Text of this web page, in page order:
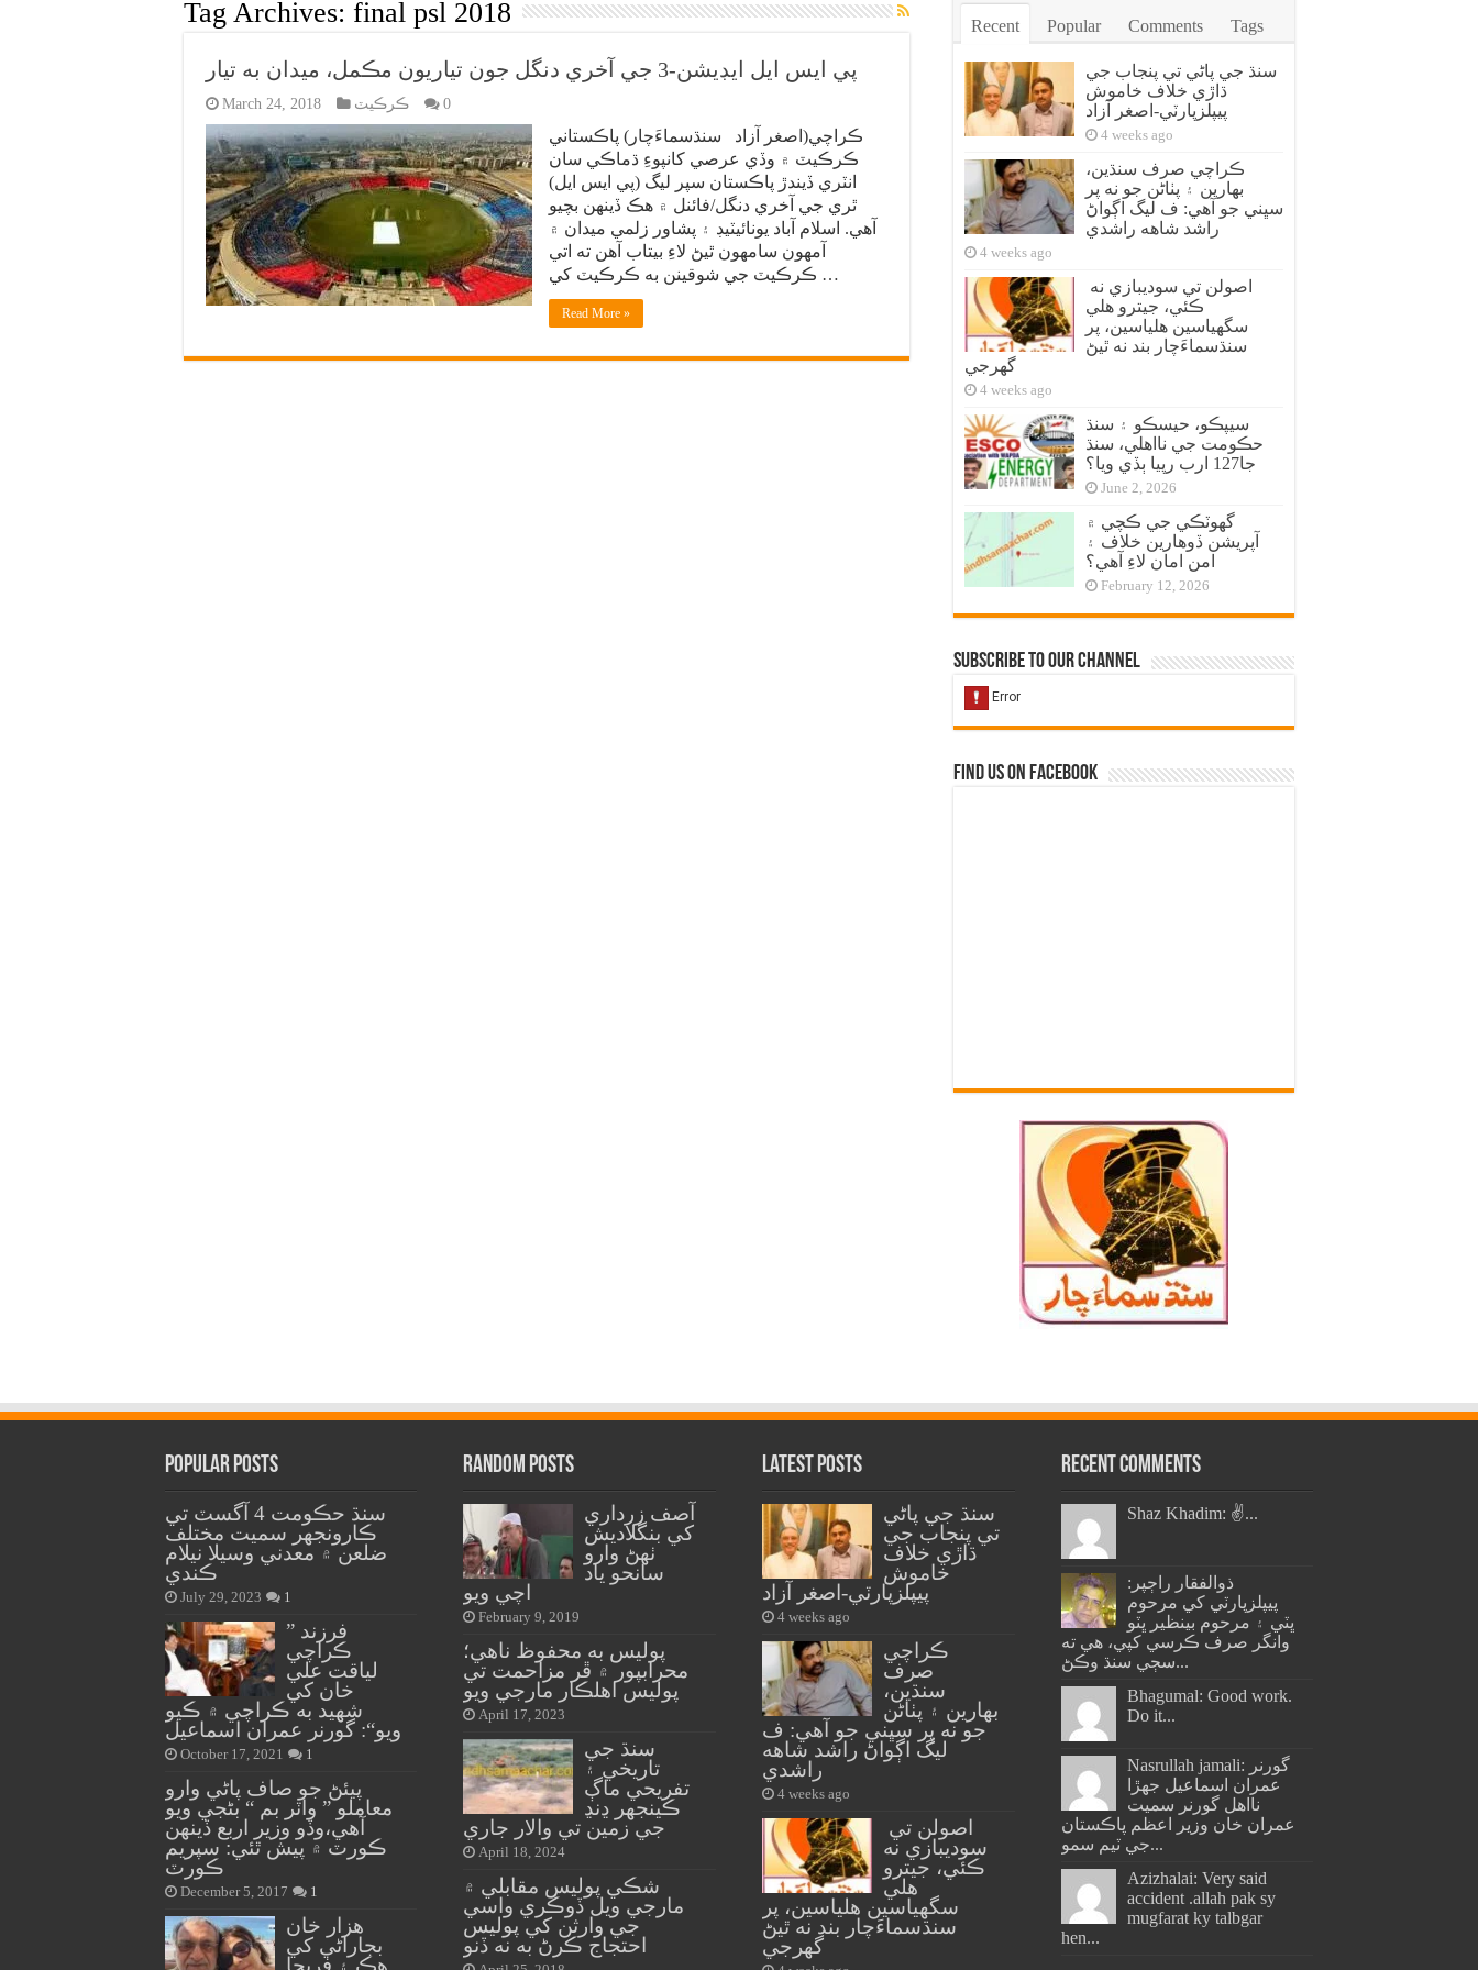
Tag Archives: final psl 2018
پي ايس ايل ايڊيشن-3 جي آخري دنگل جون تياريون مڪمل، ميدان به تيار
March 24, 2018 ڪرڪيٽ 0
ڪراچي(اصغر آزاد سنڌسماءَچار) پاڪستاني
ڪرڪيٽ ۾ وڏي عرصي کانپوءِ ڌماڪي سان
انٽري ڏيندڙ پاڪستان سپر ليگ (پي ايس ايل)
ٿري جي آخري دنگل/فائنل ۾ هڪ ڏينهن بچيو
آهي. اسلام آباد يونائيٽيڊ ۽ پشاور زلمي ميدان ۾
آمهون سامهون ٿيڻ لاءِ بيتاب آهن ته اتي
ڪرڪيٽ جي شوقينن به ڪرڪيٽ کي …
Read More »
Recent Popular Comments Tags
سنڌ جي پاڻي تي پنجاب جي
ڌاڙي خلاف خاموش
پيپلزپارٽي-اصغر آزاد
4 weeks ago
ڪراچي صرف سنڌين،
بهارين ۽ پٺاڻن جو نه پر
سڀني جو آهي: ف ليگ اڳواڻ
راشد شاهه راشدي
4 weeks ago
ڪئي، جيترو هلي
سگهياسين هلياسين، پر
سنڌسماءَچار بند نه ٿيڻ
گهرجي
4 weeks ago
سيپڪو، حيسڪو ۽ سنڌ
حڪومت جي نااهلي، سنڌ
جا127 ارب رپيا ٻڏي ويا؟
June 2, 2026
گهوٽڪي جي ڪچي ۾
آپريشن ڏوهارين خلاف ۽
امن امان لاءِ آهي؟
February 12, 2026
Subscribe to our Channel
Find us on Facebook
Popular Posts
سنڌ حڪومت 4 آگسٽ تي
ڪارونجهر سميت مختلف
ضلعن ۾ معدني وسيلا نيلام
ڪندي
July 29, 2023 1
” فرزند
ڪراچي
لياقت علي
خان کي
شهيد به ڪراچي ۾ ڪيو
ويو“: گورنر عمران اسماعيل
October 17, 2021 1
پيئڻ جو صاف پاڻي وارو
معاملو ” واٽر بم “ بڻجي ويو
آهي،وڏو وزير اربع ڏينهن
ڪورٽ ۾ پيش ٿئي: سپريم
ڪورٽ
December 5, 2017 1
هزار خان
بجاراڻي کي
هڪ ۽ فريحا
Random Posts
آصف زرداري
کي بنگلاديش
ٺهڻ وارو
سانحو ياد
اچي ويو
February 9, 2019
پوليس به محفوظ ناهي؛
محرابپور ۾ ڦر مزاحمت تي
پوليس اهلڪار مارجي ويو
April 17, 2023
سنڌ جي
تاريخي ۽
تفريحي ماڳ
ڪينجهر ڍنڍ
جي زمين تي والار جاري
April 18, 2024
شڪي پوليس مقابلي ۾
مارجي ويل ڏوڪري واسي
جي وارثن کي پوليس
احتجاج ڪرڻ به نه ڏنو
Latest Posts
سنڌ جي پاڻي
تي پنجاب جي
ڌاڙي خلاف
خاموش
پيپلزپارٽي-اصغر آزاد
4 weeks ago
ڪراچي
صرف
سنڌين،
بهارين ۽ پٺاڻن
جو نه پر سڀني جو آهي: ف
ليگ اڳواڻ راشد شاهه
راشدي
4 weeks ago
سوديبازي نه
ڪئي، جيترو
هلي
سگهياسين هلياسين، پر
سنڌسماءَچار بند نه ٿيڻ
گهرجي
Recent Comments
Shaz Khadim: ✌️...
ذوالفقار راڄپر:
پيپلزپارٽي کي مرحوم
ڀٽي ۽ مرحوم بينظير ڀٽو
وانگر صرف ڪرسي کپي، هي ته
سڄي سنڌ وڪڻ...
Bhagumal: Good work.
Do it...
Nasrullah jamali: گورنر
عمران اسماعيل جھڙا
نااهل گورنر سميت
عمران خان وزير اعظم پاڪستان
جي ٽيم سمو...
Azizhalai: Very said
accident .allah pak sy
mugfarat ky talbgar
hen...